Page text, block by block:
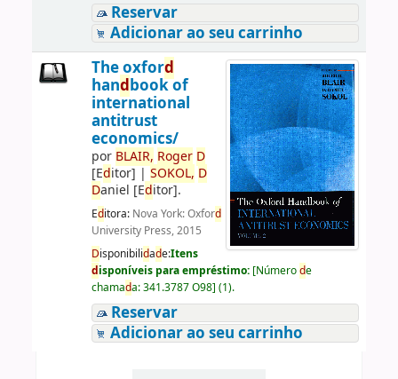
Reservar
Adicionar ao seu carrinho
The oxford
handbook of
international
antitrust
economics/
por BLAIR, Roger D
[Editor] | SOKOL, D
Daniel [Editor].
Editora: Nova York: Oxford
University Press, 2015
Disponibilidade:Itens
disponíveis para empréstimo: [Númerode
chamada:341.3787 O98] (1).
Reservar
Adicionar ao seu carrinho